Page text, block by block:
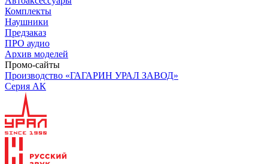
Комплекты
Наушники
Предзаказ
ПРО аудио
Архив моделей
Промо-сайты
Производство «ГАГАРИН УРАЛ ЗАВОД»
Серия АК